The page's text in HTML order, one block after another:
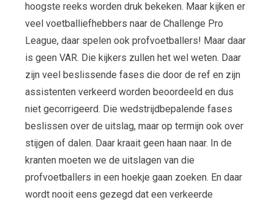
hoogste reeks worden druk bekeken. Maar kijken er
veel voetballiefhebbers naar de Challenge Pro
League, daar spelen ook profvoetballers! Maar daar
is geen VAR. Die kijkers zullen het wel weten. Daar
zijn veel beslissende fases die door de ref en zijn
assistenten verkeerd worden beoordeeld en dus
niet gecorrigeerd. Die wedstrijdbepalende fases
beslissen over de uitslag, maar op termijn ook over
stijgen of dalen. Daar kraait geen haan naar. In de
kranten moeten we de uitslagen van die
profvoetballers in een hoekje gaan zoeken. En daar
wordt nooit eens gezegd dat een verkeerde